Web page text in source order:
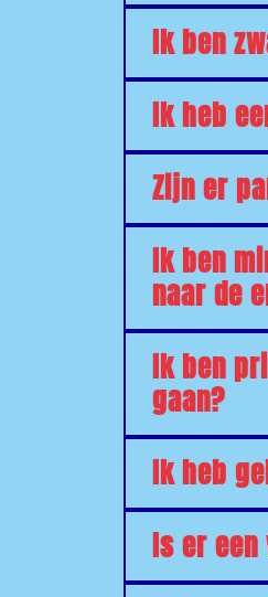
Ik ben
Ik heb
Zijn er
Ik ben
naar de
Ik ben
gaan?
Ik heb
Is er